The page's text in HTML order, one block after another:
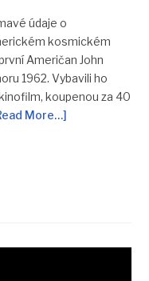
údaje o
kosmickém
Američan John
1962. Vybavili ho
koupenou za 40
More…]